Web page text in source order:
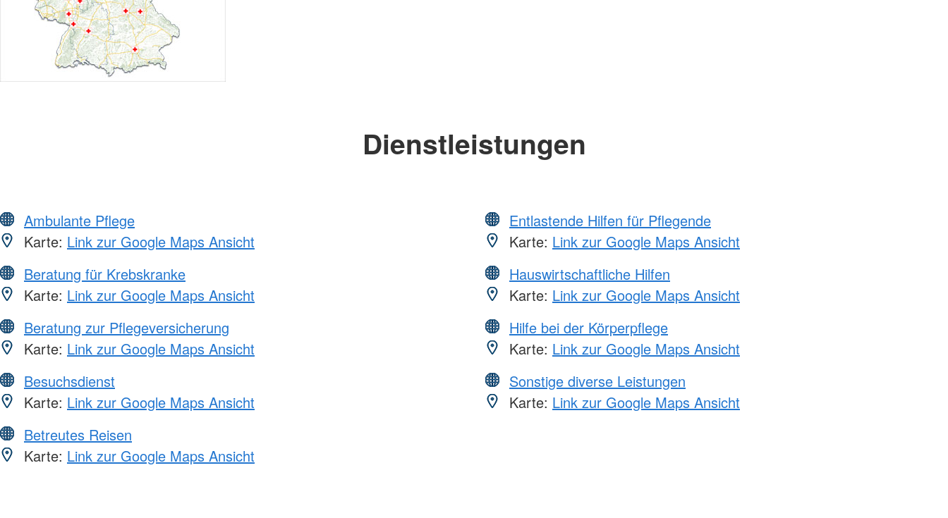
Dienstleistungen
Ambulante Pflege
Karte: Link zur Google Maps Ansicht
Beratung für Krebskranke
Karte: Link zur Google Maps Ansicht
Beratung zur Pflegeversicherung
Karte: Link zur Google Maps Ansicht
Besuchsdienst
Karte: Link zur Google Maps Ansicht
Betreutes Reisen
Karte: Link zur Google Maps Ansicht
Entlastende Hilfen für Pflegende
Karte: Link zur Google Maps Ansicht
Hauswirtschaftliche Hilfen
Karte: Link zur Google Maps Ansicht
Hilfe bei der Körperpflege
Karte: Link zur Google Maps Ansicht
Sonstige diverse Leistungen
Karte: Link zur Google Maps Ansicht